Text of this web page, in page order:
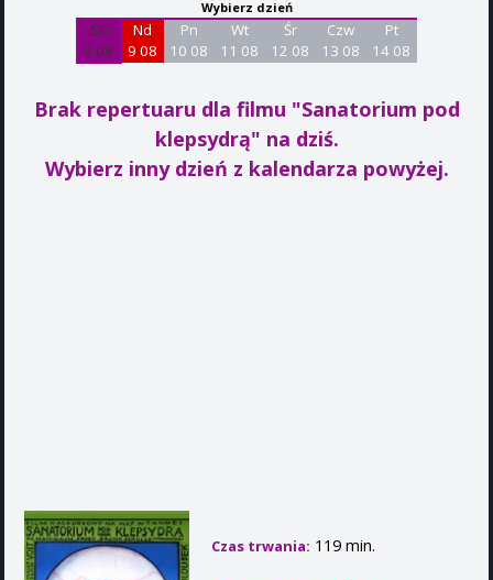
Wybierz dzień
Sb
8 08
Nd
9 08
Pn
10 08
Wt
11 08
Śr
12 08
Czw
13 08
Pt
14 08
Brak repertuaru dla filmu "Sanatorium pod
klepsydrą" na dziś.
Wybierz inny dzień z kalendarza powyżej.
Czas trwania: 119 min.